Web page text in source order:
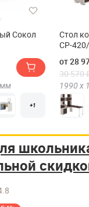
Сокол
мм
+1
Стол
СР-
от 28
30 570
1990 х